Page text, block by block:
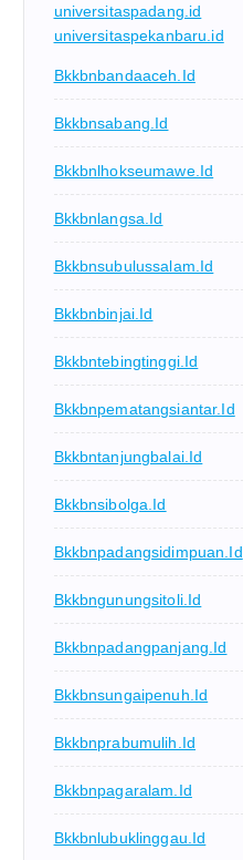
universitaspadang.id
universitaspekanbaru.id
Bkkbnbandaaceh.id
Bkkbnsabang.id
Bkkbnlhokseumawe.id
Bkkbnlangsa.id
Bkkbnsubulussalam.id
Bkkbnbinjai.id
Bkkbntebingtinggi.id
Bkkbnpematangsiantar.id
Bkkbntanjungbalai.id
Bkkbnsibolga.id
Bkkbnpadangsidimpuan.id
Bkkbngunungsitoli.id
Bkkbnpadangpanjang.id
Bkkbnsungaipenuh.id
Bkkbnprabumulih.id
Bkkbnpagaralam.id
Bkkbnlubuklinggau.id